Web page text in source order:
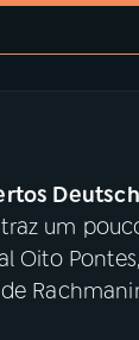
um
Oito